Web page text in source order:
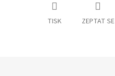
TISK ZEPTAT SE